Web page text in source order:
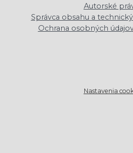
Autorské
Správca obsahu a
Ochrana osobných
Nastavenia